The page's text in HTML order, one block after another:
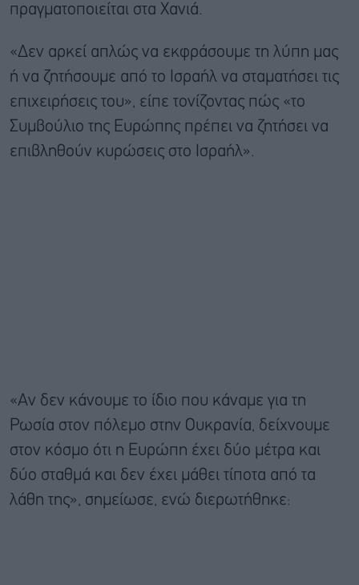
πραγματοποιείται στα Χανιά.
«Δεν αρκεί απλώς να εκφράσουμε τη λύπη μας
ή να ζητήσουμε από το Ισραήλ να σταματήσει τις
επιχειρήσεις του», είπε τονίζοντας πώς «το
Συμβούλιο της Ευρώπης πρέπει να ζητήσει να
επιβληθούν κυρώσεις στο Ισραήλ».
«Αν δεν κάνουμε το ίδιο που κάναμε για τη
Ρωσία στον πόλεμο στην Ουκρανία, δείχνουμε
στον κόσμο ότι η Ευρώπη έχει δύο μέτρα και
δύο σταθμά και δεν έχει μάθει τίποτα από τα
λάθη της», σημείωσε, ενώ διερωτήθηκε: